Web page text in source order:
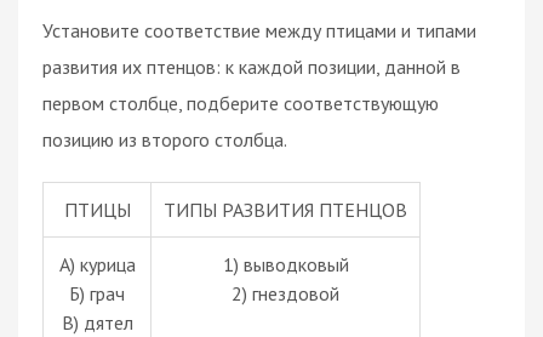
Установите соответствие между птицами и типами
развития их птенцов: к каждой позиции, данной в
первом столбце, подберите соответствующую
позицию из второго столбца.
ПТИЦЫ ТИПЫ РАЗВИТИЯ ПТЕНЦОВ
А) курица
Б) грач
В) дятел
1) выводковый
2) гнездовой